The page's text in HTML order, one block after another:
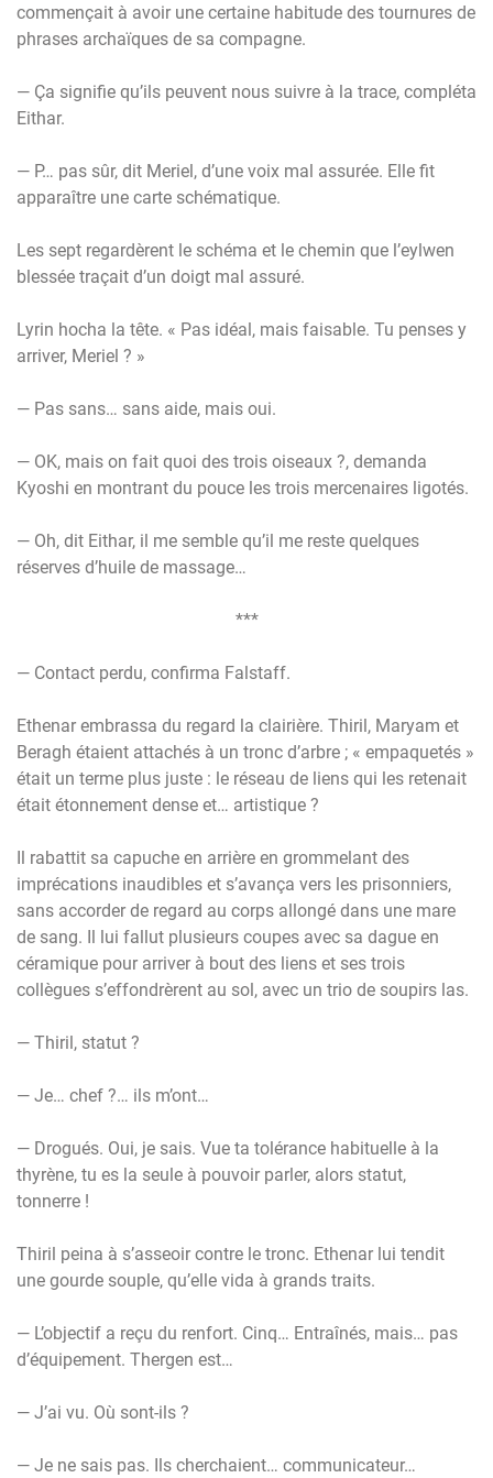
commençait à avoir une certaine habitude des tournures de
phrases archaïques de sa compagne.
— Ça signifie qu’ils peuvent nous suivre à la trace, compléta
Eithar.
— P… pas sûr, dit Meriel, d’une voix mal assurée. Elle fit
apparaître une carte schématique.
Les sept regardèrent le schéma et le chemin que l’eylwen
blessée traçait d’un doigt mal assuré.
Lyrin hocha la tête. « Pas idéal, mais faisable. Tu penses y
arriver, Meriel ? »
— Pas sans… sans aide, mais oui.
— OK, mais on fait quoi des trois oiseaux ?, demanda
Kyoshi en montrant du pouce les trois mercenaires ligotés.
— Oh, dit Eithar, il me semble qu’il me reste quelques
réserves d’huile de massage…
***
— Contact perdu, confirma Falstaff.
Ethenar embrassa du regard la clairière. Thiril, Maryam et
Beragh étaient attachés à un tronc d’arbre ; « empaquetés »
était un terme plus juste : le réseau de liens qui les retenait
était étonnement dense et… artistique ?
Il rabattit sa capuche en arrière en grommelant des
imprécations inaudibles et s’avança vers les prisonniers,
sans accorder de regard au corps allongé dans une mare
de sang. Il lui fallut plusieurs coupes avec sa dague en
céramique pour arriver à bout des liens et ses trois
collègues s’effondrèrent au sol, avec un trio de soupirs las.
— Thiril, statut ?
— Je… chef ?… ils m’ont…
— Drogués. Oui, je sais. Vue ta tolérance habituelle à la
thyrène, tu es la seule à pouvoir parler, alors statut,
tonnerre !
Thiril peina à s’asseoir contre le tronc. Ethenar lui tendit
une gourde souple, qu’elle vida à grands traits.
— L’objectif a reçu du renfort. Cinq… Entraînés, mais… pas
d’équipement. Thergen est…
— J’ai vu. Où sont-ils ?
— Je ne sais pas. Ils cherchaient… communicateur…